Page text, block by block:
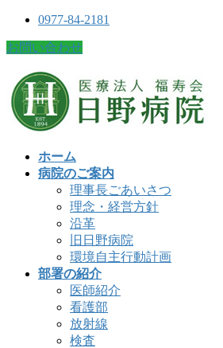
0977-84-2181
お問い合わせ
ホーム
病院のご案内
理事長ごあいさつ
理念・経営方針
沿革
旧日野病院
環境自主行動計画
部署の紹介
医師紹介
看護部
放射線
検査